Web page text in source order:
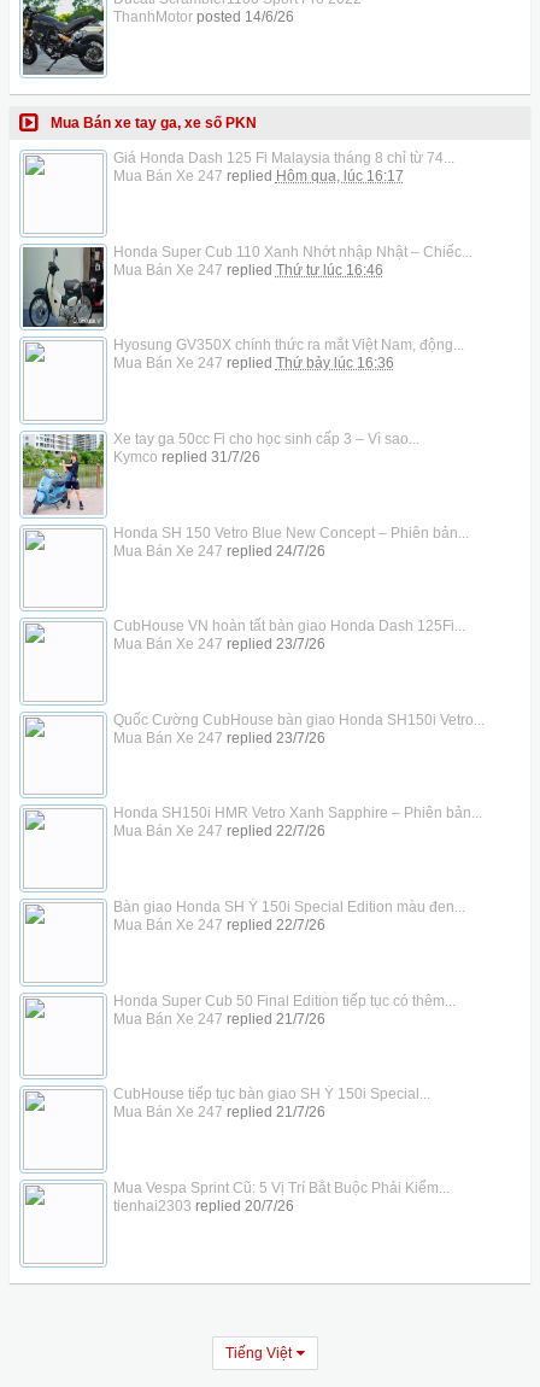
ThanhMotorposted 14/6/26
Mua Bán xe tay ga, xe số PKN
Giá Honda Dash 125 Fi Malaysia tháng 8 chỉ từ 74...
Mua Bán Xe 247 replied Hôm qua, lúc 16:17
Honda Super Cub 110 Xanh Nhớt nhập Nhật – Chiếc...
Mua Bán Xe 247 replied Thứ tư lúc 16:46
Hyosung GV350X chính thức ra mắt Việt Nam, động...
Mua Bán Xe 247 replied Thứ bảy lúc 16:36
Xe tay ga 50cc Fi cho học sinh cấp 3 – Vì sao...
Kymco replied 31/7/26
Honda SH 150 Vetro Blue New Concept – Phiên bản...
Mua Bán Xe 247 replied 24/7/26
CubHouse VN hoàn tất bàn giao Honda Dash 125Fi...
Mua Bán Xe 247 replied 23/7/26
Quốc Cường CubHouse bàn giao Honda SH150i Vetro...
Mua Bán Xe 247 replied 23/7/26
Honda SH150i HMR Vetro Xanh Sapphire – Phiên bản...
Mua Bán Xe 247 replied 22/7/26
Bàn giao Honda SH Ý 150i Special Edition màu đen...
Mua Bán Xe 247 replied 22/7/26
Honda Super Cub 50 Final Edition tiếp tục có thêm...
Mua Bán Xe 247 replied 21/7/26
CubHouse tiếp tục bàn giao SH Ý 150i Special...
Mua Bán Xe 247 replied 21/7/26
Mua Vespa Sprint Cũ: 5 Vị Trí Bắt Buộc Phải Kiểm...
tienhai2303 replied 20/7/26
Tiếng Việt